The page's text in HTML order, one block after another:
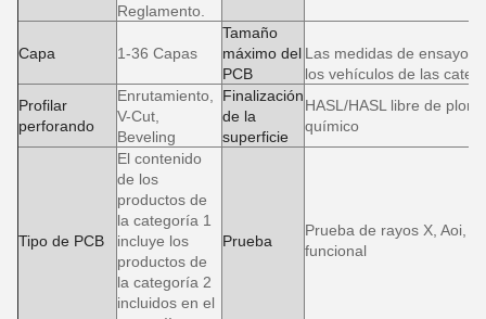
Reglamento.
Capa 1-36 Capas
Tamaño
máximo del
PCB
Las medidas de ensayo
los vehículos de las
Profilar
perforando
Enrutamiento,
V-Cut,
Beveling
Finalización
de la
superficie
HASL/HASL libre de
químico
Tipo de PCB
El contenido
de los
productos de
la categoría 1
incluye los
productos de
la categoría 2
incluidos en el
Prueba
Prueba de rayos X, Aoi,
funcional